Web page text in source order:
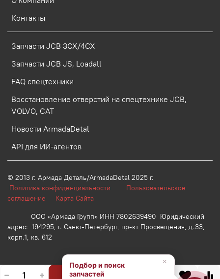
В корзину
Контакты
Запчасти JCB 3CX/4CX
Запчасти JCB JS, Loadall
FAQ спецтехники
Восстановление отверстий на спецтехнике JCB,
VOLVO, CAT
Новости ArmadaDetal
API для ИИ-агентов
© 2013 г. Армада Деталь/ArmadaDetal 2025 г.
Политика конфиденциальности
Пользовательское
соглашение Карта Сайта
ООО «Армада Групп» ИНН 7802639490 Юридический
адрес: 194295, г. Санкт-Петербург, пр-кт Просвещения, д.33,
корп.1, кв. 612
×
Подбор и поиск
запчастей